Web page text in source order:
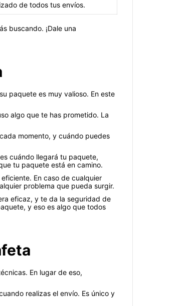
de todos tus envíos.
buscando. ¡Dale una
paquete es muy valioso. En este
algo que te has prometido. La
momento, y cuándo puedes
cuándo llegará tu paquete,
tu paquete está en camino.
En caso de cualquier
problema que pueda surgir.
eficaz, y te da la seguridad de
y eso es algo que todos
En lugar de eso,
realizas el envío. Es único y